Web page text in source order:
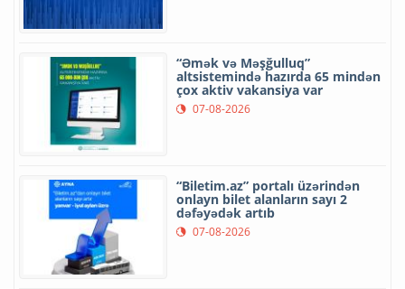
“Əmək və Məşğulluq”
altsistemində hazırda 65 mindən
çox aktiv vakansiya var
07-08-2026
“Biletim.az” portalı üzərindən
onlayn bilet alanların sayı 2
dəfəyədək artıb
07-08-2026